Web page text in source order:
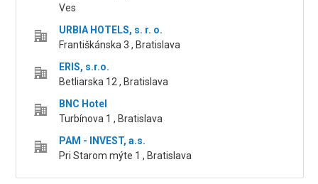
Ves
URBIA HOTELS, s. r. o.
Františkánska 3 , Bratislava
ERIS, s.r.o.
Betliarska 12 , Bratislava
BNC Hotel
Turbínova 1 , Bratislava
PAM - INVEST, a.s.
Pri Starom mýte 1 , Bratislava